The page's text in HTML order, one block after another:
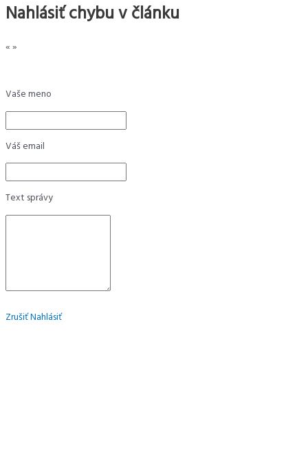
Nahlásiť chybu v článku
«»
Vaše meno
Váš email
Text správy
ZrušiťNahlásiť